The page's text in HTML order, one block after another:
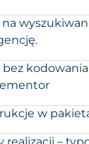
kodowania
w